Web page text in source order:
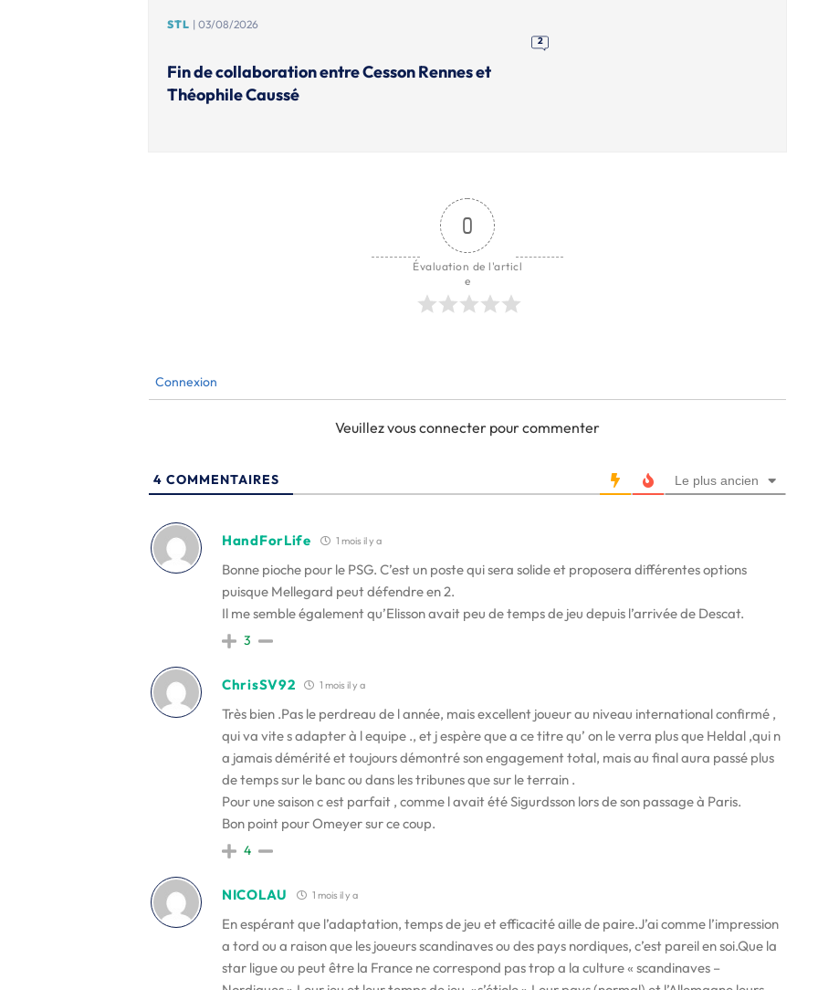
STL | 03/08/2026
2
Fin de collaboration entre Cesson Rennes et
Théophile Caussé
0
Évaluation de l'articl
e
Connexion
Veuillez vous connecter pour commenter
4 COMMENTAIRES Le plus ancien
HandForLife 1 mois il y a
Bonne pioche pour le PSG. C’est un poste qui sera solide et proposera différentes options
puisque Mellegard peut défendre en 2.
Il me semble également qu’Elisson avait peu de temps de jeu depuis l’arrivée de Descat.
3
ChrisSV92 1 mois il y a
Très bien .Pas le perdreau de l année, mais excellent joueur au niveau international confirmé ,
qui va vite s adapter à l equipe ., et j espère que a ce titre qu’ on le verra plus que Heldal ,qui n
a jamais démérité et toujours démontré son engagement total, mais au final aura passé plus
de temps sur le banc ou dans les tribunes que sur le terrain .
Pour une saison c est parfait , comme l avait été Sigurdsson lors de son passage à Paris.
Bon point pour Omeyer sur ce coup.
4
NICOLAU 1 mois il y a
En espérant que l’adaptation, temps de jeu et efficacité aille de paire.J’ai comme l’impression
a tord ou a raison que les joueurs scandinaves ou des pays nordiques, c’est pareil en soi.Que la
star ligue ou peut être la France ne correspond pas trop a la culture « scandinaves –